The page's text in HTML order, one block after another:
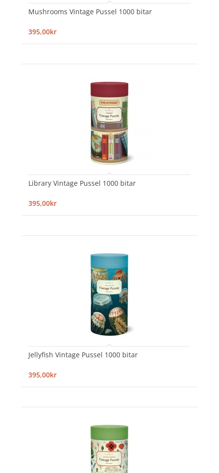
Mushrooms Vintage Pussel 1000 bitar
395,00kr
Library Vintage Pussel 1000 bitar
395,00kr
Jellyfish Vintage Pussel 1000 bitar
395,00kr